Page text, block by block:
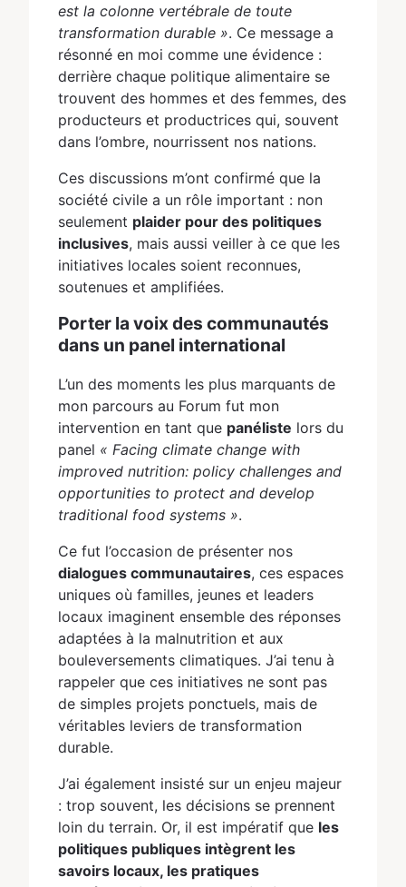
est la colonne vertébrale de toute
transformation durable ». Ce message a
résonné en moi comme une évidence :
derrière chaque politique alimentaire se
trouvent des hommes et des femmes, des
producteurs et productrices qui, souvent
dans l’ombre, nourrissent nos nations.
Ces discussions m’ont confirmé que la
société civile a un rôle important : non
seulement plaider pour des politiques
inclusives, mais aussi veiller à ce que les
initiatives locales soient reconnues,
soutenues et amplifiées.
Porter la voix des communautés
dans un panel international
L’un des moments les plus marquants de
mon parcours au Forum fut mon
intervention en tant que panéliste lors du
panel « Facing climate change with
improved nutrition: policy challenges and
opportunities to protect and develop
traditional food systems ».
Ce fut l’occasion de présenter nos
dialogues communautaires, ces espaces
uniques où familles, jeunes et leaders
locaux imaginent ensemble des réponses
adaptées à la malnutrition et aux
bouleversements climatiques. J’ai tenu à
rappeler que ces initiatives ne sont pas
de simples projets ponctuels, mais de
véritables leviers de transformation
durable.
J’ai également insisté sur un enjeu majeur
: trop souvent, les décisions se prennent
loin du terrain. Or, il est impératif que les
politiques publiques intègrent les
savoirs locaux, les pratiques